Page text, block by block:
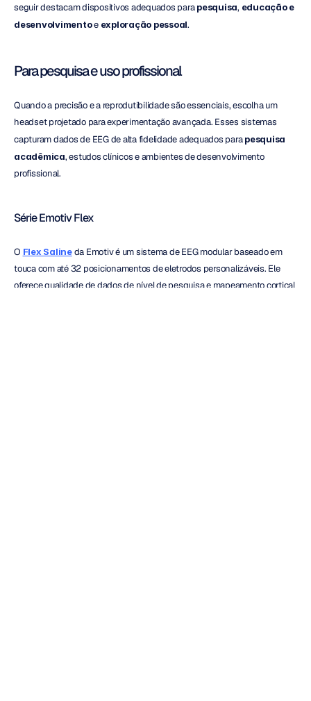
seguir destacam dispositivos adequados para pesquisa, educação e
desenvolvimento e exploração pessoal.
Para pesquisa e uso profissional
Quando a precisão e a reprodutibilidade são essenciais, escolha um
headset projetado para experimentação avançada. Esses sistemas
capturam dados de EEG de alta fidelidade adequados para pesquisa
acadêmica, estudos clínicos e ambientes de desenvolvimento
profissional.
Série Emotiv Flex
O Flex Saline da Emotiv é um sistema de EEG modular baseado em
touca com até 32 posicionamentos de eletrodos personalizáveis. Ele
oferece qualidade de dados de nível de pesquisa e mapeamento cortical